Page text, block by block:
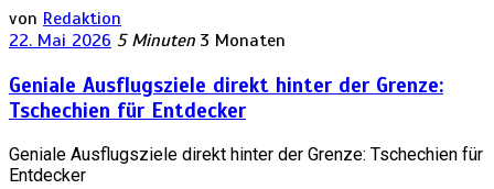
von Redaktion
22. Mai 2026 5 Minuten 3 Monaten
Geniale Ausflugsziele direkt hinter der Grenze:
Tschechien für Entdecker
Geniale Ausflugsziele direkt hinter der Grenze: Tschechien für
Entdecker